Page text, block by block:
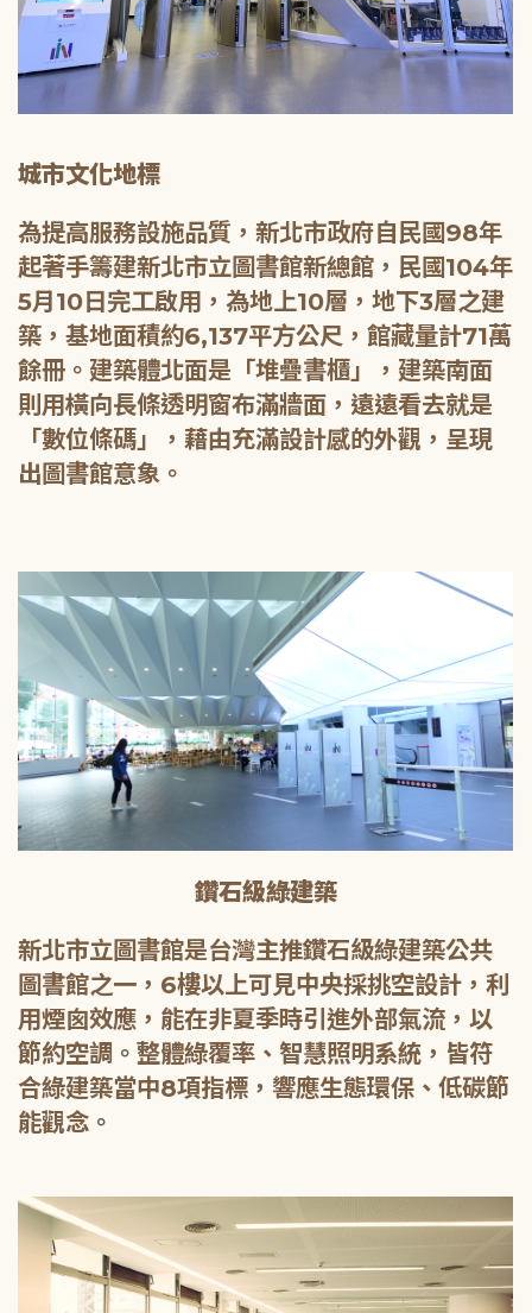
城市文化地標
為提高服務設施品質，新北市政府自民國98年
起著手籌建新北市立圖書館新總館，民國104年
5月10日完工啟用，為地上10層，地下3層之建
築，基地面積約6,137平方公尺，館藏量計71萬
餘冊。建築體北面是「堆疊書櫃」，建築南面
則用橫向長條透明窗布滿牆面，遠遠看去就是
「數位條碼」，藉由充滿設計感的外觀，呈現
出圖書館意象。
鑽石級綠建築
新北市立圖書館是台灣主推鑽石級綠建築公共
圖書館之一，6樓以上可見中央採挑空設計，利
用煙囪效應，能在非夏季時引進外部氣流，以
節約空調。整體綠覆率、智慧照明系統，皆符
合綠建築當中8項指標，響應生態環保、低碳節
能觀念。